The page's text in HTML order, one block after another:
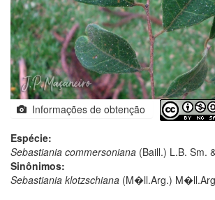
Informações de obtenção
Espécie:
Sebastiania commersoniana (Baill.) L.B. Sm.
Sinônimos:
Sebastiania klotzschiana (M�ll.Arg.)